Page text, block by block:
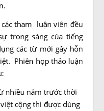
tham luận viên đều
trong sáng cúa tiếng
các từ mới gây hỗn
Phiên họp thảo luận
nhiều năm trước thời
cộng thì được dùng